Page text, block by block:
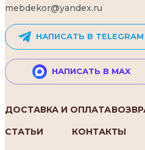
mebdekor@yandex.ru
НАПИСАТЬ В TELEGRAM
НАПИСАТЬ В MAX
ДОСТАВКА И ОПЛАТА
СТАТЬИ
КОНТАКТЫ